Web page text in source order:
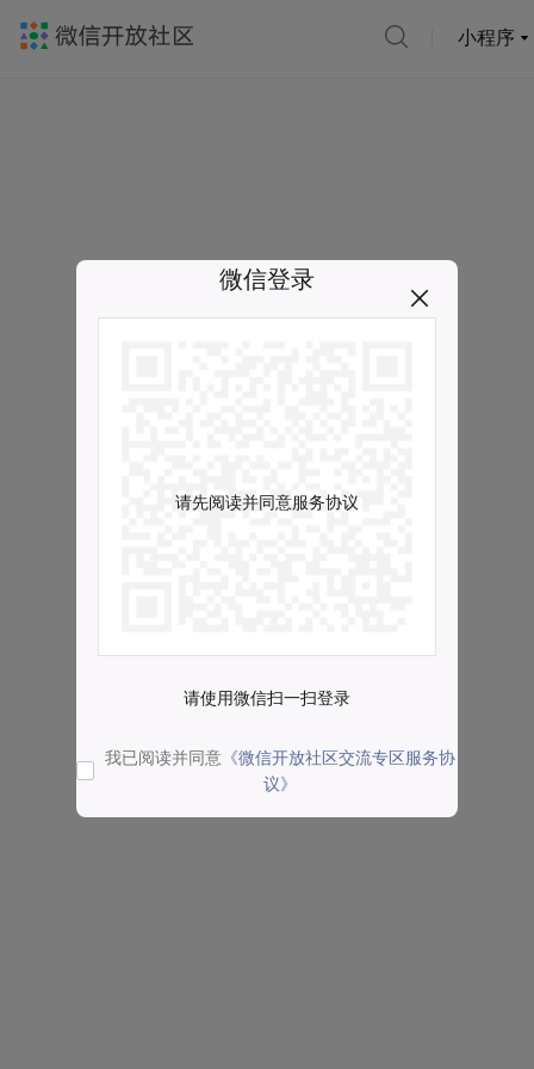
小程序
微信登录
请先阅读并同意服务协议
请使用微信扫一扫登录
我已阅读并同意 《微信开放社区交流专区服务协
议》